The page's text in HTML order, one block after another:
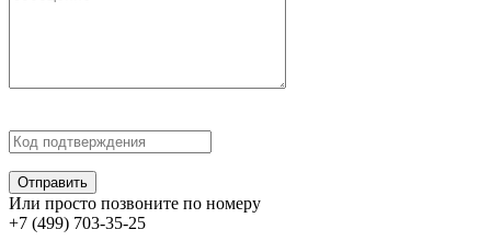
Отправить
Или просто позвоните по номеру
+7 (499) 703-35-25